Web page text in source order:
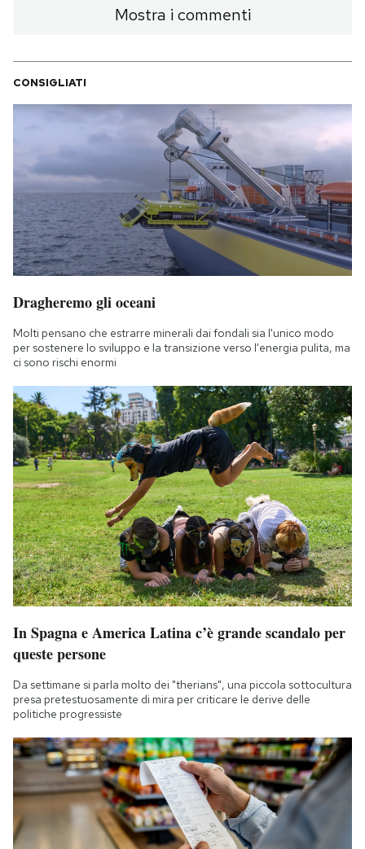
Mostra i commenti
CONSIGLIATI
Dragheremo gli oceani
Molti pensano che estrarre minerali dai fondali sia l'unico modo
per sostenere lo sviluppo e la transizione verso l'energia pulita, ma
ci sono rischi enormi
In Spagna e America Latina c’è grande scandalo per
queste persone
Da settimane si parla molto dei "therians", una piccola sottocultura
presa pretestuosamente di mira per criticare le derive delle
politiche progressiste